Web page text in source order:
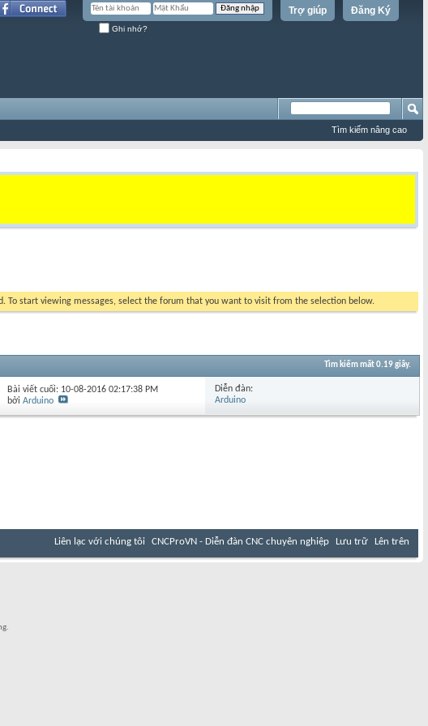
Đăng Ký
Trợ giúp
Ghi nhớ?
Tìm kiếm nâng cao
To start viewing messages, select the forum that you want to visit from the selection below.
Tìm kiếm mất0.19giây.
Bài viết cuối: 10-08-2016 02:17:38 PM
bởi Arduino
Diễn đàn:
Arduino
Liên lạc với chúng tôi CNCProVN - Diễn đàn CNC chuyên nghiệp Lưu trữ Lên trên